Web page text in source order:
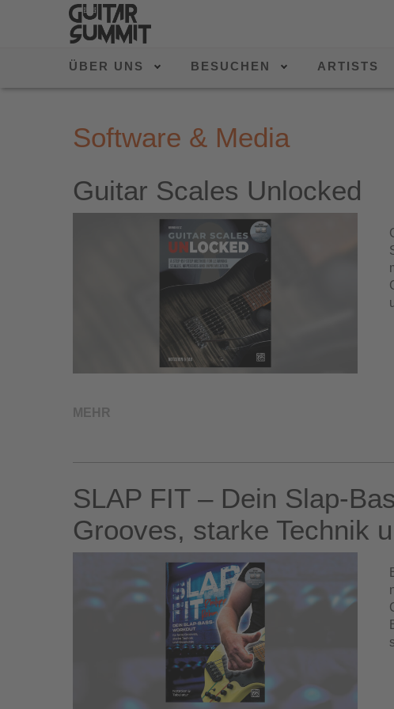
ÜBER UNS BESUCHEN ARTISTS
Software & Media
Guitar Scales Unlocked
MEHR
SLAP FIT – Dein Slap-
Grooves, starke Technik